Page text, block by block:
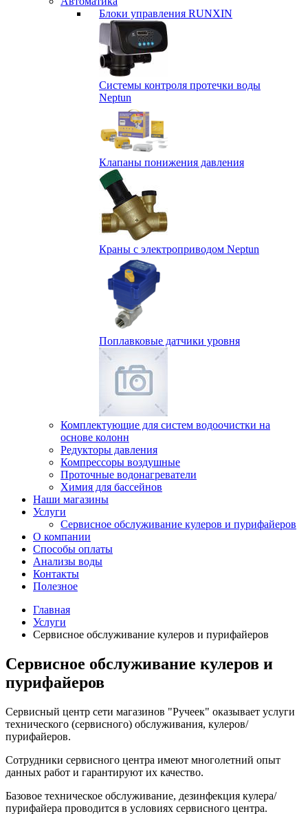
Блоки управления RUNXIN
Системы контроля протечки воды
Neptun
Клапаны понижения давления
Краны с электроприводом Neptun
Поплавковые датчики уровня
Комплектующие для систем водоочистки на
основе колонн
Редукторы давления
Компрессоры воздушные
Проточные водонагреватели
Химия для бассейнов
Наши магазины
Услуги
Сервисное обслуживание кулеров и пурифайеров
О компании
Способы оплаты
Анализы воды
Контакты
Полезное
Главная
Услуги
Сервисное обслуживание кулеров и пурифайеров
Сервисное обслуживание кулеров и
пурифайеров
Сервисный центр сети магазинов "Ручеек" оказывает услуги
технического (сервисного) обслуживания, кулеров/
пурифайеров.
Сотрудники сервисного центра имеют многолетний опыт
данных работ и гарантируют их качество.
Базовое техническое обслуживание, дезинфекция кулера/
пурифайера проводится в условиях сервисного центра.